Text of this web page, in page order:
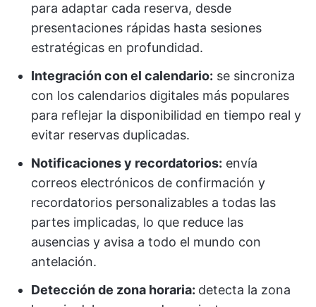
para adaptar cada reserva, desde
presentaciones rápidas hasta sesiones
estratégicas en profundidad.
Integración con el calendario: se sincroniza
con los calendarios digitales más populares
para reflejar la disponibilidad en tiempo real y
evitar reservas duplicadas.
Notificaciones y recordatorios: envía
correos electrónicos de confirmación y
recordatorios personalizables a todas las
partes implicadas, lo que reduce las
ausencias y avisa a todo el mundo con
antelación.
Detección de zona horaria: detecta la zona